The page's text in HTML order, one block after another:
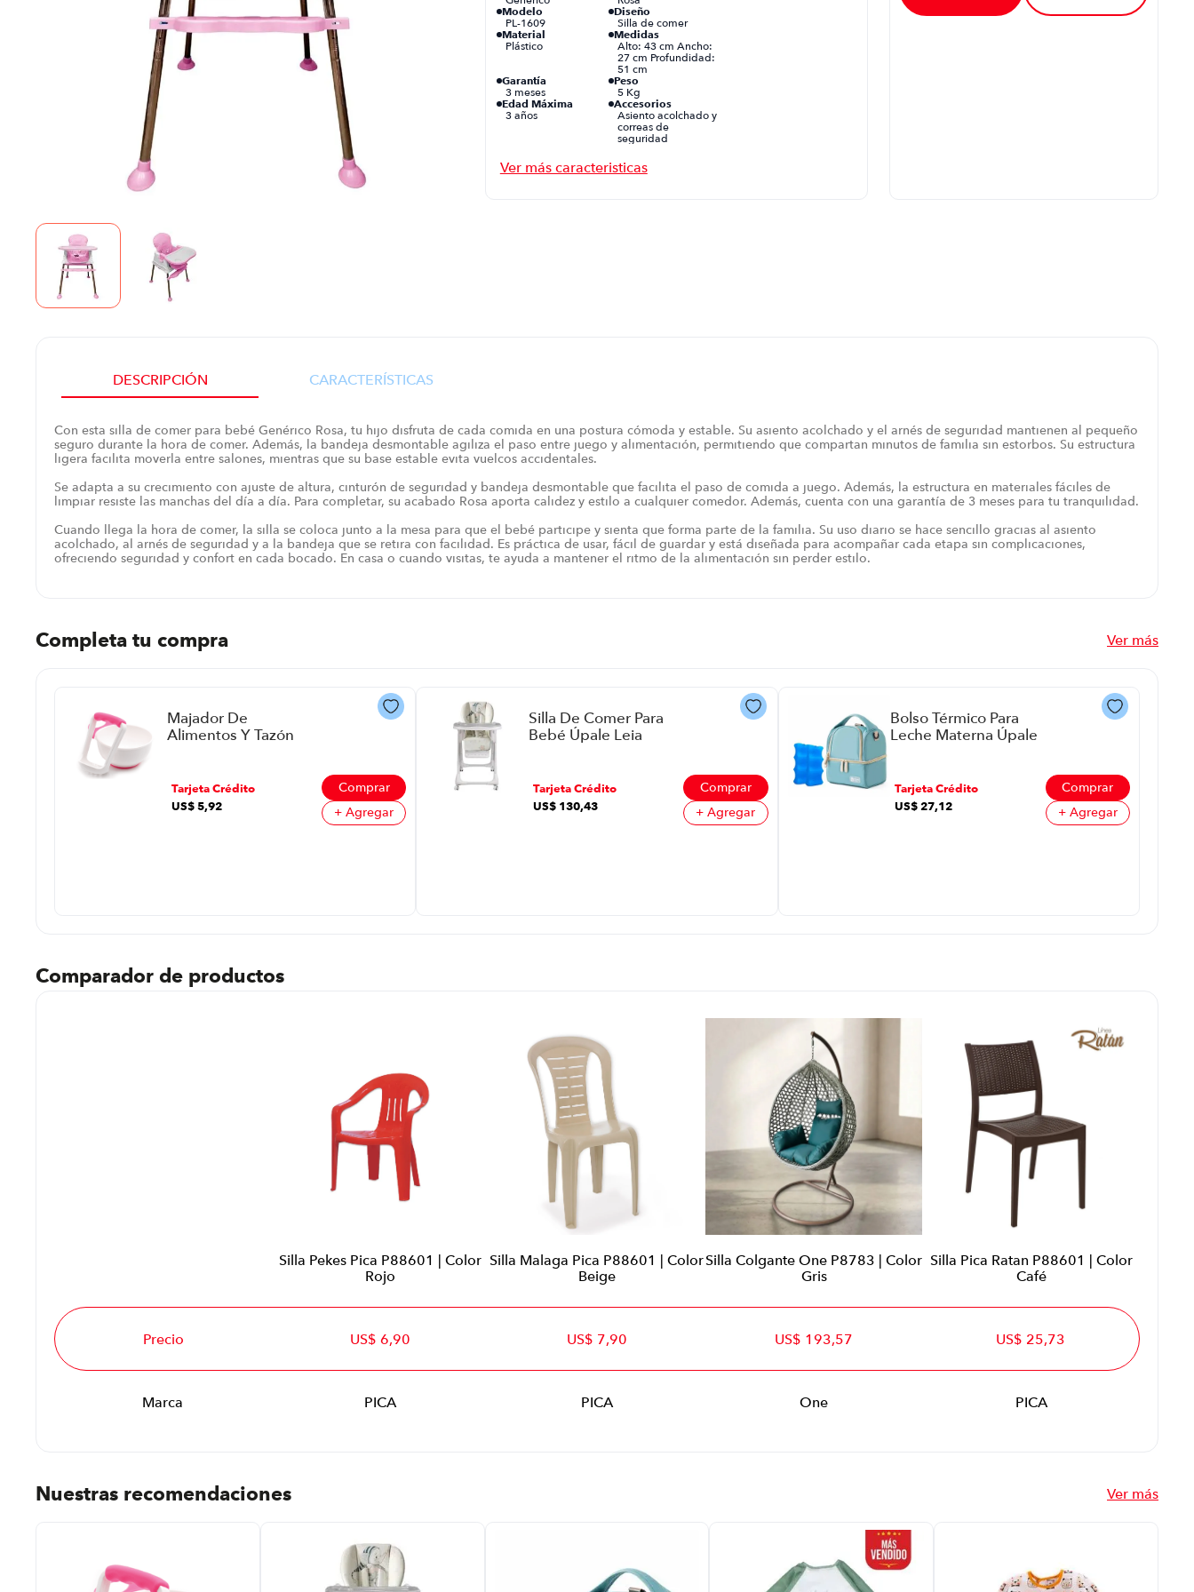
Modelo
PL-1609
Diseño
Silla de comer
Material
Plástico
Medidas
Alto: 43 cm Ancho:
27 cm Profundidad:
51 cm
Garantía
3 meses
Peso
5 Kg
Edad Máxima
3 años
Accesorios
Asiento acolchado y
correas de
seguridad
Características
2 en 1, duradera,
DESCRIPCIÓN CARACTERÍSTICAS
Con esta silla de comer para bebé Genérico Rosa, tu hijo disfruta de cada comida en una postura cómoda y estable. Su asiento acolchado y el arnés de seguridad mantienen al pequeño
seguro durante la hora de comer. Además, la bandeja desmontable agiliza el paso entre juego y alimentación, permitiendo que compartan minutos de familia sin estorbos. Su estructura
ligera facilita moverla entre salones, mientras que su base estable evita vuelcos accidentales.
Se adapta a su crecimiento con ajuste de altura, cinturón de seguridad y bandeja desmontable que facilita el paso de comida a juego. Además, la estructura en materiales fáciles de
limpiar resiste las manchas del día a día. Para completar, su acabado Rosa aporta calidez y estilo a cualquier comedor. Además, cuenta con una garantía de 3 meses para tu tranquilidad.
Cuando llega la hora de comer, la silla se coloca junto a la mesa para que el bebé participe y sienta que forma parte de la familia. Su uso diario se hace sencillo gracias al asiento
acolchado, al arnés de seguridad y a la bandeja que se retira con facilidad. Es práctica de usar, fácil de guardar y está diseñada para acompañar cada etapa sin complicaciones,
ofreciendo seguridad y confort en cada bocado. En casa o cuando visitas, te ayuda a mantener el ritmo de la alimentación sin perder estilo.
Completa tu compra Ver más
Majador De
Alimentos Y Tazón
Tarjeta Crédito
US$ 5,92
Comprar
+ Agregar
Silla De Comer Para
Bebé Úpale Leia
Tarjeta Crédito
US$ 130,43
Comprar
+ Agregar
Bolso Térmico Para
Leche Materna Úpale
Tarjeta Crédito
US$ 27,12
Comprar
+ Agregar
Comparador de productos
Silla Pekes Pica P88601 | Color
Rojo
Silla Malaga Pica P88601 | Color
Beige
Silla Colgante One P8783 | Color
Gris
Silla Pica Ratan P88601 | Color
Café
Precio US$ 6,90 US$ 7,90 US$ 193,57 US$ 25,73
Marca PICA PICA One PICA
Nuestras recomendaciones Ver más